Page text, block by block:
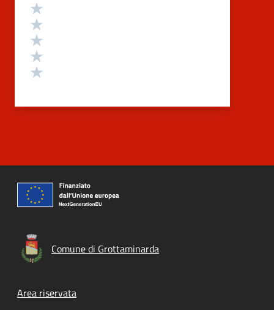
Valutazione
Comune di Grottaminarda
Footer menu
Area riservata